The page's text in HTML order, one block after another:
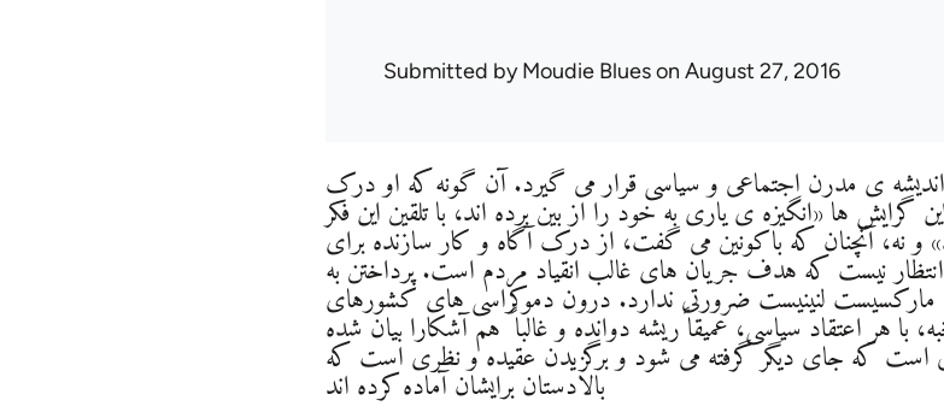
Submitted byMoudie Blueson August 27, 2016
ی مدرن اجتماعی و سیاسی قرار می گیرد. آن گونه که او درک
ها «انگیزه ی یاری به خود را از بین برده اند، با تلقین این فکر
و نه، آنچنان که باکونین می گفت، از درک آگاه و کار سازنده برای
نیست که هدف جریان های غالب انقیاد مردم است. پرداختن به
مارکسیست لنینیست ضرورتی ندارد. درون دموکراسی های کشورهای
با هر اعتقاد سیاسی، عمیقا ًریشه دوانده و غالبا ً هم آشکارا بیان شده
است که جای دیگر گرفته می شود و برگزیدن عقیده و نظری است که
بالادستان برایشان آماده کرده اند